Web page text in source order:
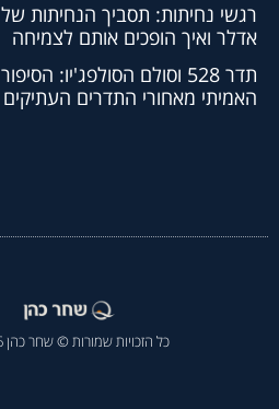
רגשי נחיתות: תסביך הנחיתות של
אדלר ואיך הופכים אותם לצמיחה
תדר 528 וסולם הסולפג'יו: הסיפור
האמיתי מאחורי התדרים העתיקים
כל הזכויות שמורות © שחר כהן 2026